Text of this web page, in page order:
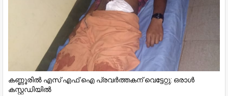
കണ്ണൂരില്‍ എസ് എഫ് ഐ പ്രവർത്തകന് വെട്ടേറ്റു: ഒരാള്‍
കസ്റ്റഡിയില്‍